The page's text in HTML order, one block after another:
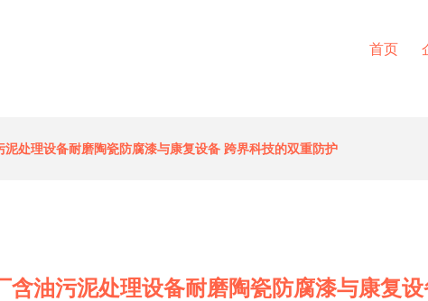
首页
泥处理设备耐磨陶瓷防腐漆与康复设备 跨界科技的双重防护
含油污泥处理设备耐磨陶瓷防腐漆与康复